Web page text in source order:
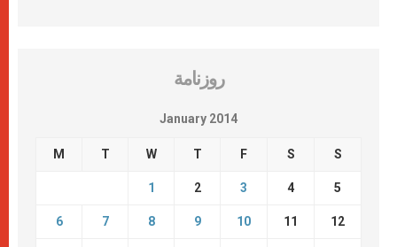
روزنامة
January 2014
M T W T F S S
1 2 3 4 5
6 7 8 9 10 11 12